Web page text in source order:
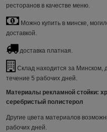
ресторанов в качестве меню.
Можно купить в минске,
доставкой.
доставка платная.
Склад находится за Минском,
течение 5 рабочих дней.
Материалы рекламной стойки:
серебристый полистерол
Другие цвета материалов
рабочих дней.